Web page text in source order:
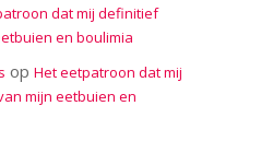
dat mij definitief
en boulimia
op Het eetpatroon dat mij
mijn eetbuien en